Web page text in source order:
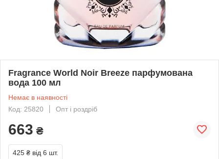
Fragrance World Noir Breeze парфумована
вода 100 мл
Немає в наявності
Код: 25820
Опт і роздріб
663 ₴
425 ₴ від 6 шт.